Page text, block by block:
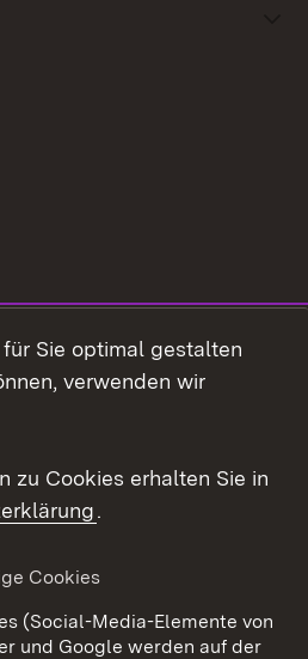
Barrierefreiheit
Cookies
Sie optimal gestalten
verwenden wir
zu Cookies erhalten Sie in
.
Cookies
(Social-Media-Elemente von
und Google werden auf der